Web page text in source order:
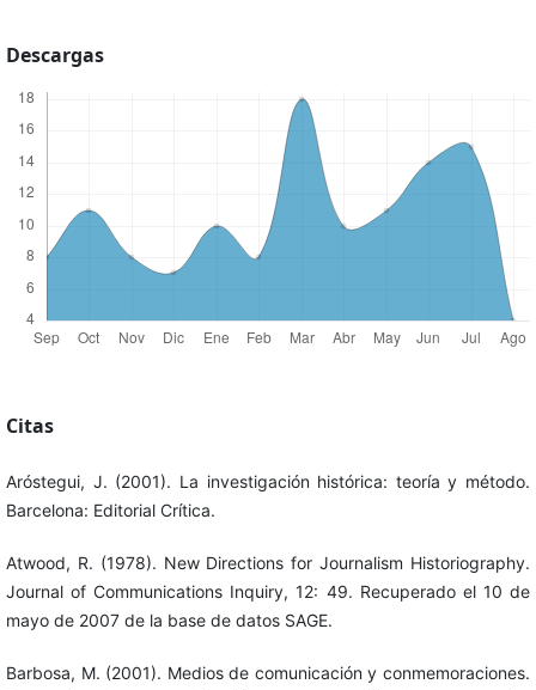
Descargas
Citas
Aróstegui, J. (2001). La investigación histórica: teoría y método.
Barcelona: Editorial Crítica.
Atwood, R. (1978). New Directions for Journalism Historiography.
Journal of Communications Inquiry, 12: 49. Recuperado el 10 de
mayo de 2007 de la base de datos SAGE.
Barbosa, M. (2001). Medios de comunicación y conmemoraciones.